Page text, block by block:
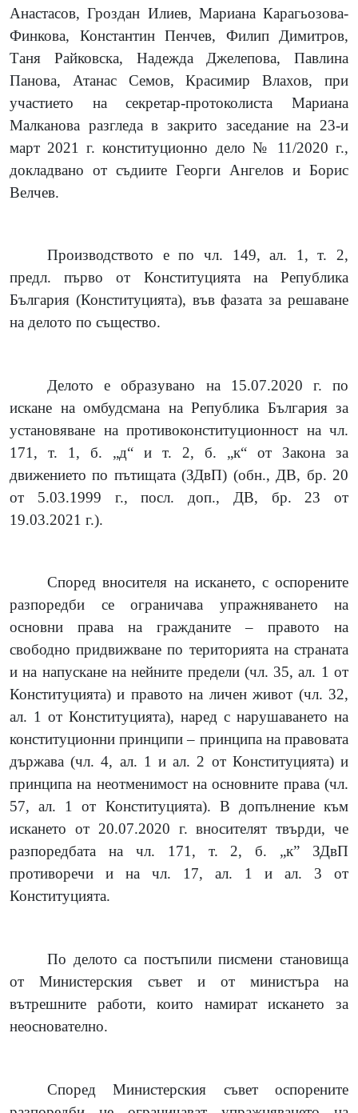
Анастасов, Гроздан Илиев, Мариана Карагьозова-
Финкова, Константин Пенчев, Филип Димитров,
Таня Райковска, Надежда Джелепова, Павлина
Панова, Атанас Семов, Красимир Влахов, при
участието на секретар-протоколиста Мариана
Малканова разгледа в закрито заседание на 23-и
март 2021 г. конституционно дело № 11/2020 г.,
докладвано от съдиите Георги Ангелов и Борис
Велчев.
Производството е по чл. 149, ал. 1, т. 2,
предл. първо от Конституцията на Република
България (Конституцията), във фазата за решаване
на делото по същество.
Делото е образувано на 15.07.2020 г. по
искане на омбудсмана на Република България за
установяване на противоконституционност на чл.
171, т. 1, б. „д“ и т. 2, б. „к“ от Закона за
движението по пътищата (ЗДвП) (обн., ДВ, бр. 20
от 5.03.1999 г., посл. доп., ДВ, бр. 23 от
19.03.2021 г.).
Според вносителя на искането, с оспорените
разпоредби се ограничава упражняването на
основни права на гражданите – правото на
свободно придвижване по територията на страната
и на напускане на нейните предели (чл. 35, ал. 1 от
Конституцията) и правото на личен живот (чл. 32,
ал. 1 от Конституцията), наред с нарушаването на
конституционни принципи – принципа на правовата
държава (чл. 4, ал. 1 и ал. 2 от Конституцията) и
принципа на неотменимост на основните права (чл.
57, ал. 1 от Конституцията). В допълнение към
искането от 20.07.2020 г. вносителят твърди, че
разпоредбата на чл. 171, т. 2, б. „к” ЗДвП
противоречи и на чл. 17, ал. 1 и ал. 3 от
Конституцията.
По делото са постъпили писмени становища
от Министерския съвет и от министъра на
вътрешните работи, които намират искането за
неоснователно.
Според Министерския съвет оспорените